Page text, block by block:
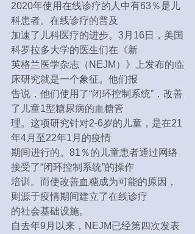
2020年使用在线诊疗的人中有63％是儿
科患者。在线诊疗的普及
加速了儿科医疗的进步。3月16日，美国
科罗拉多大学的医生们在《新
英格兰医学杂志（NEJM）》上发布的临
床研究就是一个象征。他们报
告说，他们使用了“闭环控制系统”，改善
了儿童1型糖尿病的血糖管
理。这项研究针对2-6岁的儿童，是在21
年4月至22年1月的疫情
期间进行的。81％的儿童患者通过网络
接受了“闭环控制系统”的操作
培训。而使改善血糖成为可能的原因，
则源于疫情期间建立了在线诊疗
的社会基础设施。
自去年9月以来，NEJM已经第四次发表